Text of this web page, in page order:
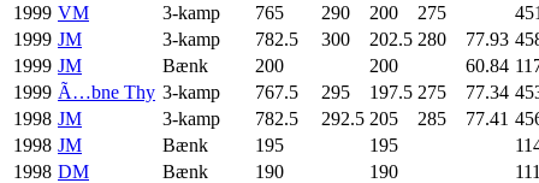
1999 VM 3-kamp 765 290 200 275
1999 JM 3-kamp 782.5 300 202.5 280 77.93
1999 JM Bænk 200 200 60.84
1999 Ã…bne Thy 3-kamp 767.5 295 197.5 275 77.34
1998 JM 3-kamp 782.5 292.5 205 285 77.41
1998 JM Bænk 195 195
1998 DM Bænk 190 190